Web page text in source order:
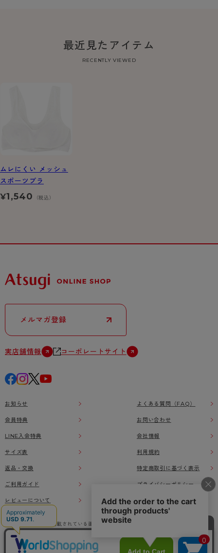
最近見たアイテム
RECENTLY VIEWED
ムレにくい メッシュ
スポーツブラ
¥1,540 （税込）
メルマガ登録
実店舗情報 コーポレートサイト
お知らせ
会員特典
LINE入会特典
サイズ表
返品・交換
ご利用ガイド
レビューについて
よくある質問（FAQ）
お問い合わせ
会社情報
利用規約
特定商取引に基づく表示
プライバシーポリシー
本ウェブサイト上に掲載されている画像、イラストなどの著作物の全部または一部をアツ